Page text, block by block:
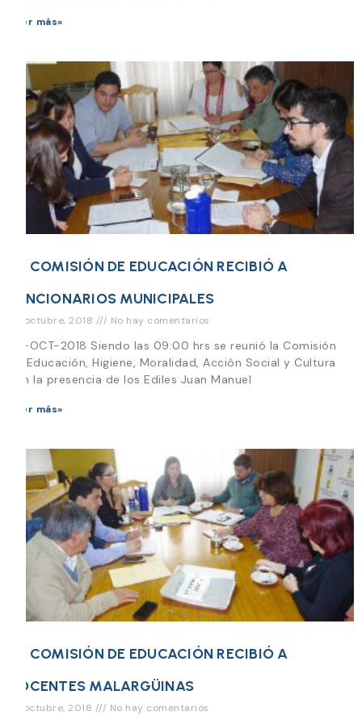
Leer más»
LA COMISIÓN DE EDUCACIÓN RECIBIÓ A
FUNCIONARIOS MUNICIPALES
29 octubre, 2018 No hay comentarios
29-OCT-2018 Siendo las 09:00 hrs se reunió la Comisión
de Educación, Higiene, Moralidad, Acción Social y Cultura
con la presencia de los Ediles Juan Manuel
Leer más»
LA COMISIÓN DE EDUCACIÓN RECIBIÓ A
DOCENTES MALARGÜINAS
22 octubre, 2018 No hay comentarios